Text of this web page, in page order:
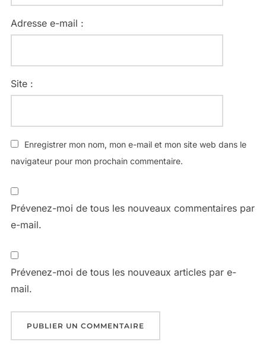
Adresse e-mail :
Site :
Enregistrer mon nom, mon e-mail et mon site web dans le
navigateur pour mon prochain commentaire.
Prévenez-moi de tous les nouveaux commentaires par
e-mail.
Prévenez-moi de tous les nouveaux articles par e-
mail.